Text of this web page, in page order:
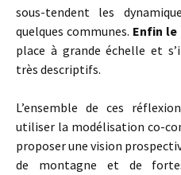
sous-tendent les
quelques communes. Enfin
place à grande échelle et
très descriptifs.
L’ensemble de ces
utiliser la modélisation co-
proposer une vision
de montagne et de